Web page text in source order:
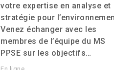
votre expertise en analyse et
stratégie pour
Venez échanger avec les
membres de l’équipe du MS
PPSE sur les objectifs…